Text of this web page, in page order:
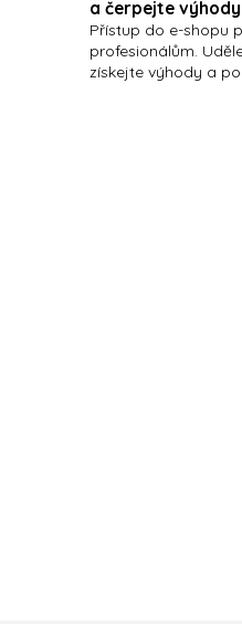
a čerpejte
Přístup do e-shopu
profesionálům.
získejte výhody a